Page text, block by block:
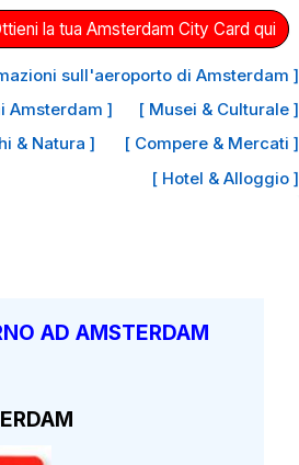
la tua Amsterdam City Card qui
sull'aeroporto di Amsterdam ]
Amsterdam ]
[ Musei & Culturale ]
& Natura ]
[ Compere & Mercati ]
[ Hotel & Alloggio ]
AD AMSTERDAM